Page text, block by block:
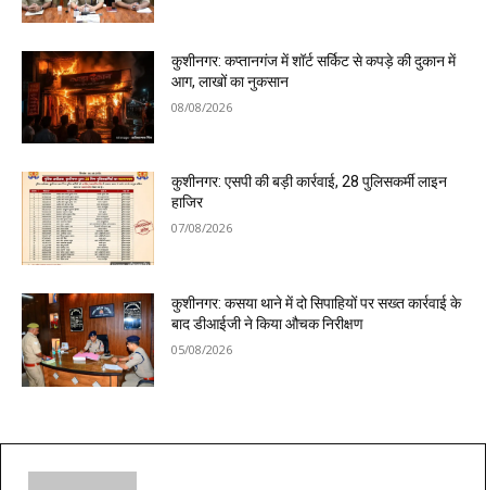
कुशीनगर: कप्तानगंज में शॉर्ट सर्किट से कपड़े की दुकान में
आग, लाखों का नुकसान
08/08/2026
कुशीनगर: एसपी की बड़ी कार्रवाई, 28 पुलिसकर्मी लाइन
हाजिर
07/08/2026
कुशीनगर: कसया थाने में दो सिपाहियों पर सख्त कार्रवाई के
बाद डीआईजी ने किया औचक निरीक्षण
05/08/2026